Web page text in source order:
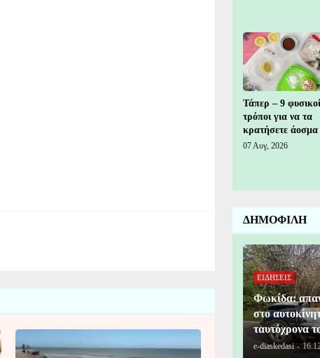
Τάπερ – 9 φυσικοί
τρόποι για να τα
κρατήσετε άοσμα
07 Αυγ, 2026
ΔΗΜΟΦΙΛΗ
ΕΙΔΗΣΕΙΣ
Φωκίδα:
στο
ταυτόχρονα
e-diaskedasi -